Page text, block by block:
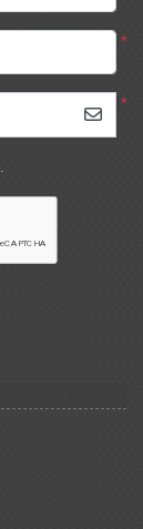
*
*